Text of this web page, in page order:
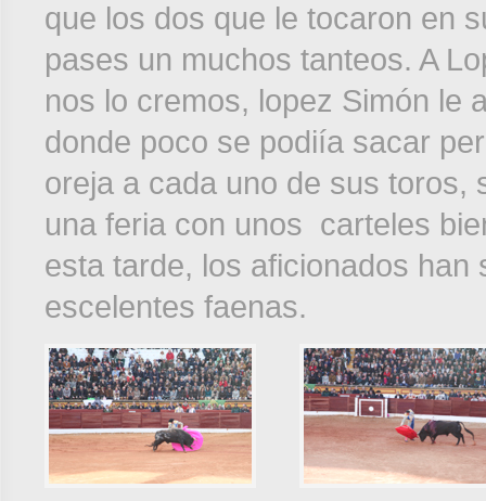
que los dos que le tocaron en
pases un muchos tanteos. A
nos lo cremos, lopez Simón le
donde poco se podiía sacar
oreja a cada uno de sus toros,
una feria con unos carteles
esta tarde, los aficionados
escelentes faenas.